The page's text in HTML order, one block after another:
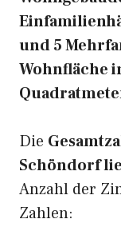
und 5
Wohnfläche
Die
Schöndorf
Anzahl der
Zahlen: